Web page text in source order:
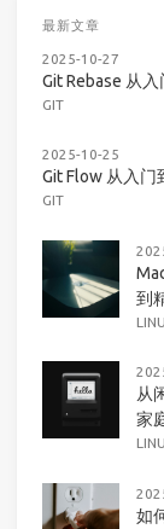
最新文章
2025-10-27
Git Rebase 从入
GIT
2025-10-25
Git Flow 从入门
GIT
到
从
家
如